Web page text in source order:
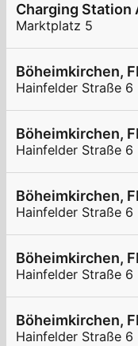
Charging Station
Marktplatz 5
Böheimkirchen,
Hainfelder Straße 6
Böheimkirchen,
Hainfelder Straße 6
Böheimkirchen,
Hainfelder Straße 6
Böheimkirchen,
Hainfelder Straße 6
Böheimkirchen,
Hainfelder Straße 6